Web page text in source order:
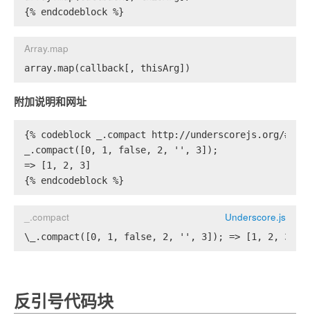
{% endcodeblock %}
Array.map
array.map(callback[, thisArg])
附加说明和网址
{% codeblock _.compact http://underscorejs.org/
_.compact([0, 1, false, 2, '', 3]);
=> [1, 2, 3]
{% endcodeblock %}
_.compact Underscore.js
\_.compact([0, 1, false, 2, '', 3]); => [1, 2, 3]
反引号代码块